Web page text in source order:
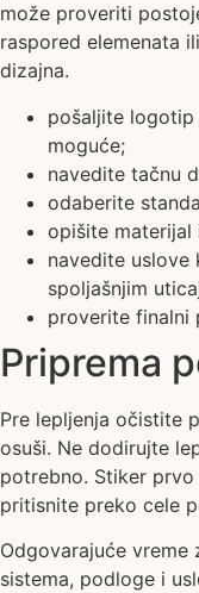
može proveriti
raspored elemenata
dizajna.
pošaljite
moguće;
navedite tačnu
odaberite
opišite materijal
navedite uslove
spoljašnjim
proverite finalni
Priprema
Pre lepljenja očistite
osuši. Ne dodirujte
potrebno. Stiker
pritisnite preko cele
Odgovarajuće
sistema, podloge i